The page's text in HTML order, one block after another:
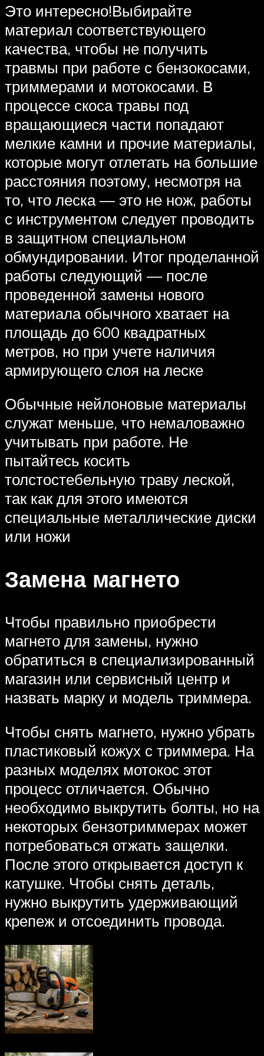
Это интересно!Выбирайте
материал соответствующего
качества, чтобы не получить
травмы при работе с бензокосами,
триммерами и мотокосами. В
процессе скоса травы под
вращающиеся части попадают
мелкие камни и прочие материалы,
которые могут отлетать на большие
расстояния поэтому, несмотря на
то, что леска — это не нож, работы
с инструментом следует проводить
в защитном специальном
обмундировании. Итог проделанной
работы следующий — после
проведенной замены нового
материала обычного хватает на
площадь до 600 квадратных
метров, но при учете наличия
армирующего слоя на леске
Обычные нейлоновые материалы
служат меньше, что немаловажно
учитывать при работе. Не
пытайтесь косить
толстостебельную траву леской,
так как для этого имеются
специальные металлические диски
или ножи
Замена магнето
Чтобы правильно приобрести
магнето для замены, нужно
обратиться в специализированный
магазин или сервисный центр и
назвать марку и модель триммера.
Чтобы снять магнето, нужно убрать
пластиковый кожух с триммера. На
разных моделях мотокос этот
процесс отличается. Обычно
необходимо выкрутить болты, но на
некоторых бензотриммерах может
потребоваться отжать защелки.
После этого открывается доступ к
катушке. Чтобы снять деталь,
нужно выкрутить удерживающий
крепеж и отсоединить провода.